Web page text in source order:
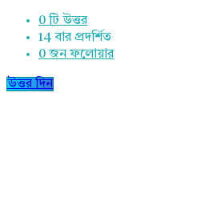
0 টি উত্তর
14বার প্রদর্শিত
0 জন ফলোয়ার
উত্তর দিন